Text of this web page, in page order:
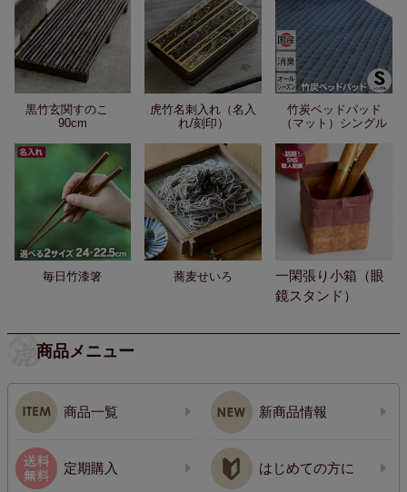
黒竹玄関すのこ
90cm
虎竹名刺入れ（名入
れ/刻印）
竹炭ベッドパッド
（マット）シングル
毎日竹漆箸 蕎麦せいろ
一閑張り小箱（眼
鏡スタンド）
商品メニュー
商品一覧 新商品情報
定期購入 はじめての方に